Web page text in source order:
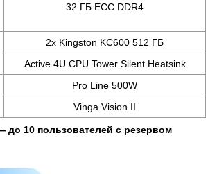
32 ГБ ECC DDR4
2x Kingston KC600 512 ГБ
Active 4U CPU Tower Silent Heatsink
Pro Line 500W
Vinga Vision II
до 10 пользователей с резервом